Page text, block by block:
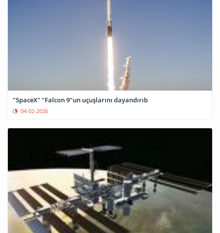
"SpaceX" "Falcon 9"un uçuşlarını dayandırıb
04-02-2026